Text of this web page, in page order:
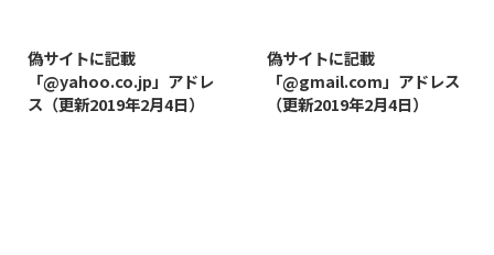
偽サイトに記載
「@yahoo.co.jp」アドレ
ス（更新2019年2月4日）
偽サイトに記載
「@gmail.com」アドレス
（更新2019年2月4日）